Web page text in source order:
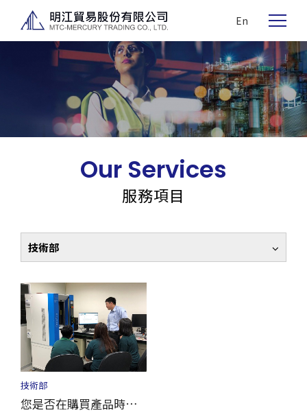
En
Our Services
服務項目
技術部
技術部
您是否在購買產品時，考慮到將來的售後服務呢？